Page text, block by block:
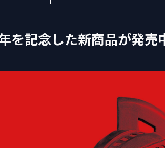
を記念した新商品が発売